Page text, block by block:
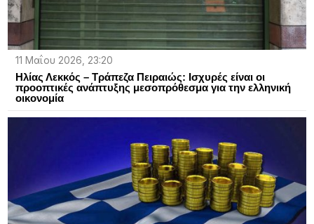
11 Μαΐου 2026, 23:20
Ηλίας Λεκκός – Τράπεζα Πειραιώς: Ισχυρές είναι οι
προοπτικές ανάπτυξης μεσοπρόθεσμα για την ελληνική
οικονομία